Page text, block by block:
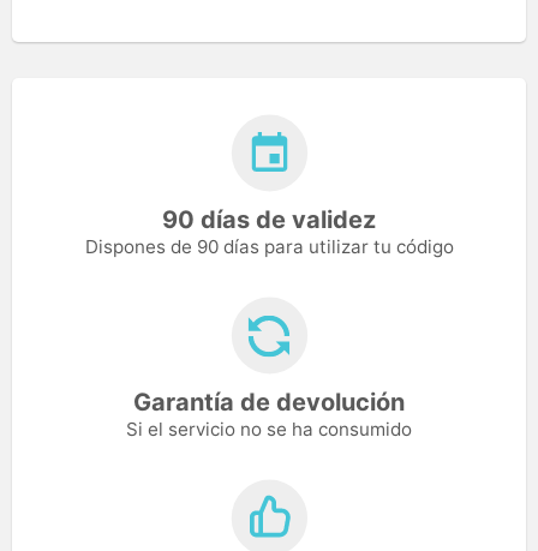
90 días de validez
Dispones de 90 días para utilizar tu código
Garantía de devolución
Si el servicio no se ha consumido